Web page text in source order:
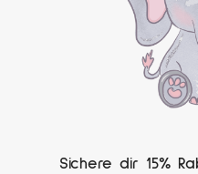
Sichere dir 15%